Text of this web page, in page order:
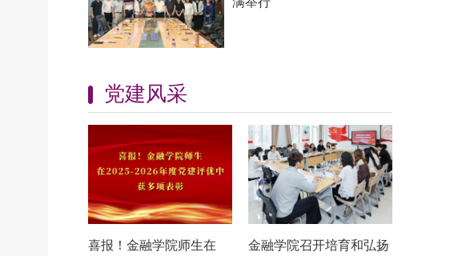
党建风采
喜报！金融学院师生在
金融学院召开培育和弘扬